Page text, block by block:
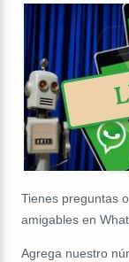
Tienes preguntas
amigables en
Agrega nuestro